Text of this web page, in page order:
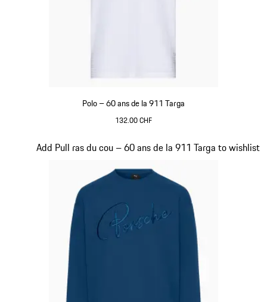
Polo – 60 ans de la 911 Targa
132.00 CHF
Add Pull ras du cou – 60 ans de la 911 Targa to wishlist
Diapositive 12 sur 20